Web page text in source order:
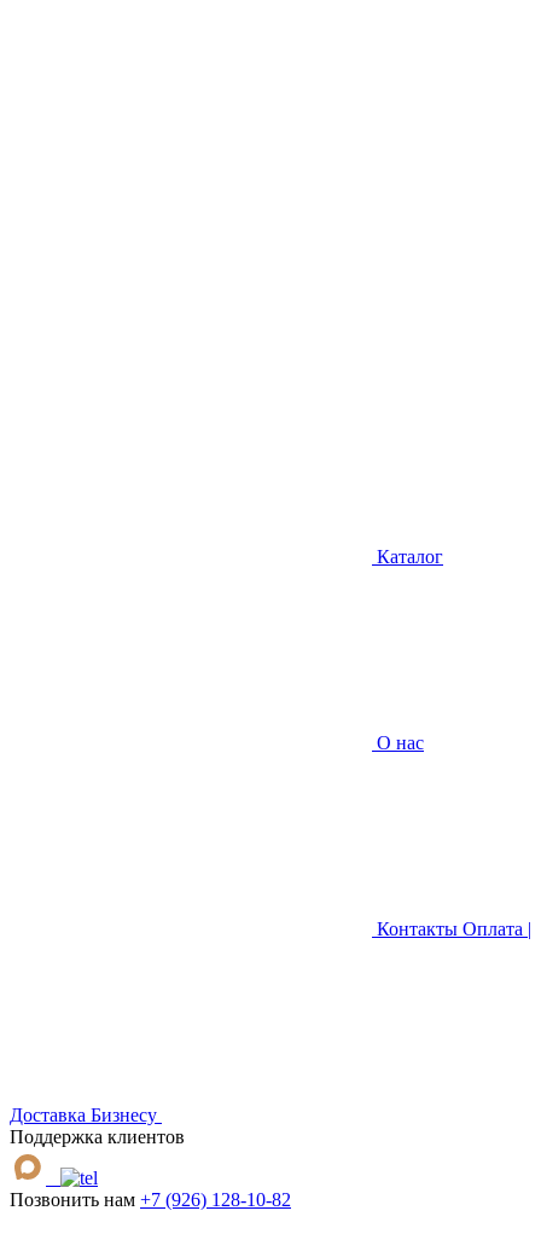
Каталог
О нас
Контакты Оплата |
Доставка Бизнесу
Поддержка клиентов
Позвонить нам +7 (926) 128-10-82